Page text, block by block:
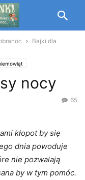
Bajki dla
nocy
65
kłopot by się
dnia powoduje
nie pozwalają
by w tym pomóc.